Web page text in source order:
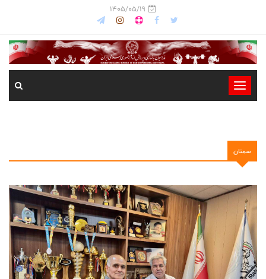
1405/05/19
-
-
-
-
سمنان